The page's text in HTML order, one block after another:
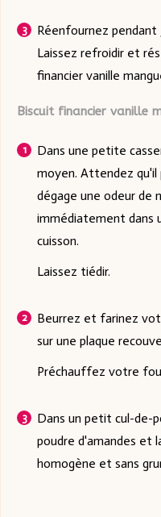
Réenfournez pendant
Laissez refroidir et
financier vanille
Biscuit financier vanille
Dans une petite
moyen. Attendez qu'il
dégage une odeur de
immédiatement dans
cuisson.
Laissez tiédir.
Beurrez et farinez
sur une plaque
Préchauffez votre
Dans un petit cul-de-
poudre d'amandes et
homogène et sans